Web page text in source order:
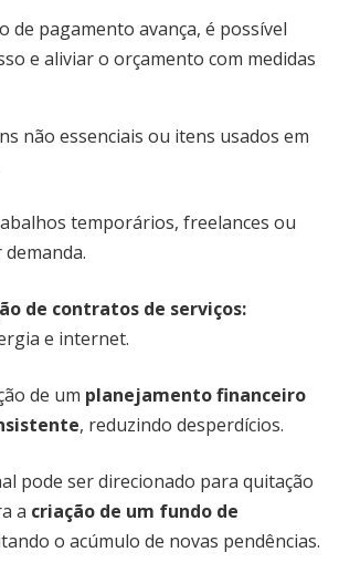
de pagamento avança, é possível
e aliviar o orçamento com medidas
não essenciais ou itens usados em
temporários, freelances ou
de contratos de serviços:
e internet.
de um planejamento financeiro
, reduzindo desperdícios.
pode ser direcionado para quitação
a criação de um fundo de
o acúmulo de novas pendências.